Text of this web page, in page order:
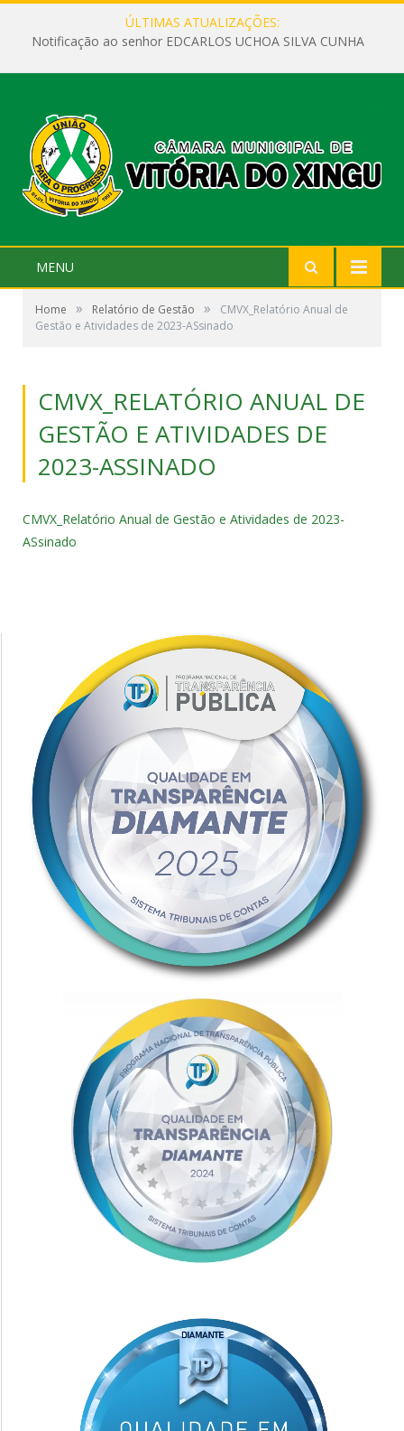
ÚLTIMAS ATUALIZAÇÕES:
Notificação ao senhor EDCARLOS UCHOA SILVA CUNHA
MENU
Home » Relatório de Gestão »
CMVX_Relatório Anual de
Gestão e Atividades de 2023-ASsinado
CMVX_RELATÓRIO ANUAL DE
GESTÃO E ATIVIDADES DE
2023-ASSINADO
CMVX_Relatório Anual de Gestão e Atividades de 2023-
ASsinado